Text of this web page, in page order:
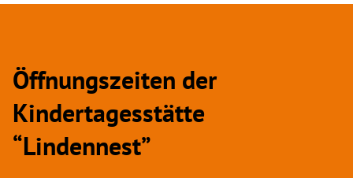
Öffnungszeiten der
Kindertagesstätte
“Lindennest”